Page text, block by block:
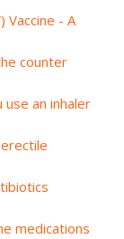
Vaccine - A
counter
use an inhaler
medications